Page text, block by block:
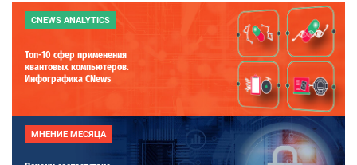
CNEWS ANALYTICS
Топ-10 сфер применения
квантовых компьютеров.
Инфографика CNews
МНЕНИЕ МЕСЯЦА